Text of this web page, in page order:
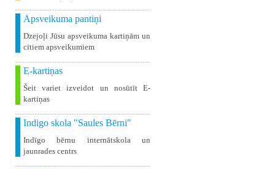
Apsveikuma pantiņi
Dzejoļi Jūsu apsveikuma kartiņām un
citiem apsveikumiem
E-kartiņas
Šeit variet izveidot un nosūtīt E-
kartiņas
Indigo skola "Saules Bērni"
Indīgo bērnu internātskola un
jaunrades centrs